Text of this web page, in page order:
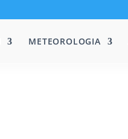
METEOROLOGIA